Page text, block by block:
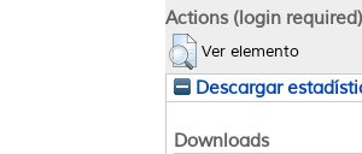
Actions (login required)
Ver elemento
Descargar
Downloads